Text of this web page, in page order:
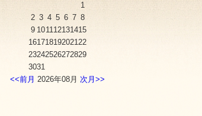
1
2 3 4 5 6 7 8
9 101112131415
16171819202122
23242526272829
3031
<<前月 2026年08月 次月>>